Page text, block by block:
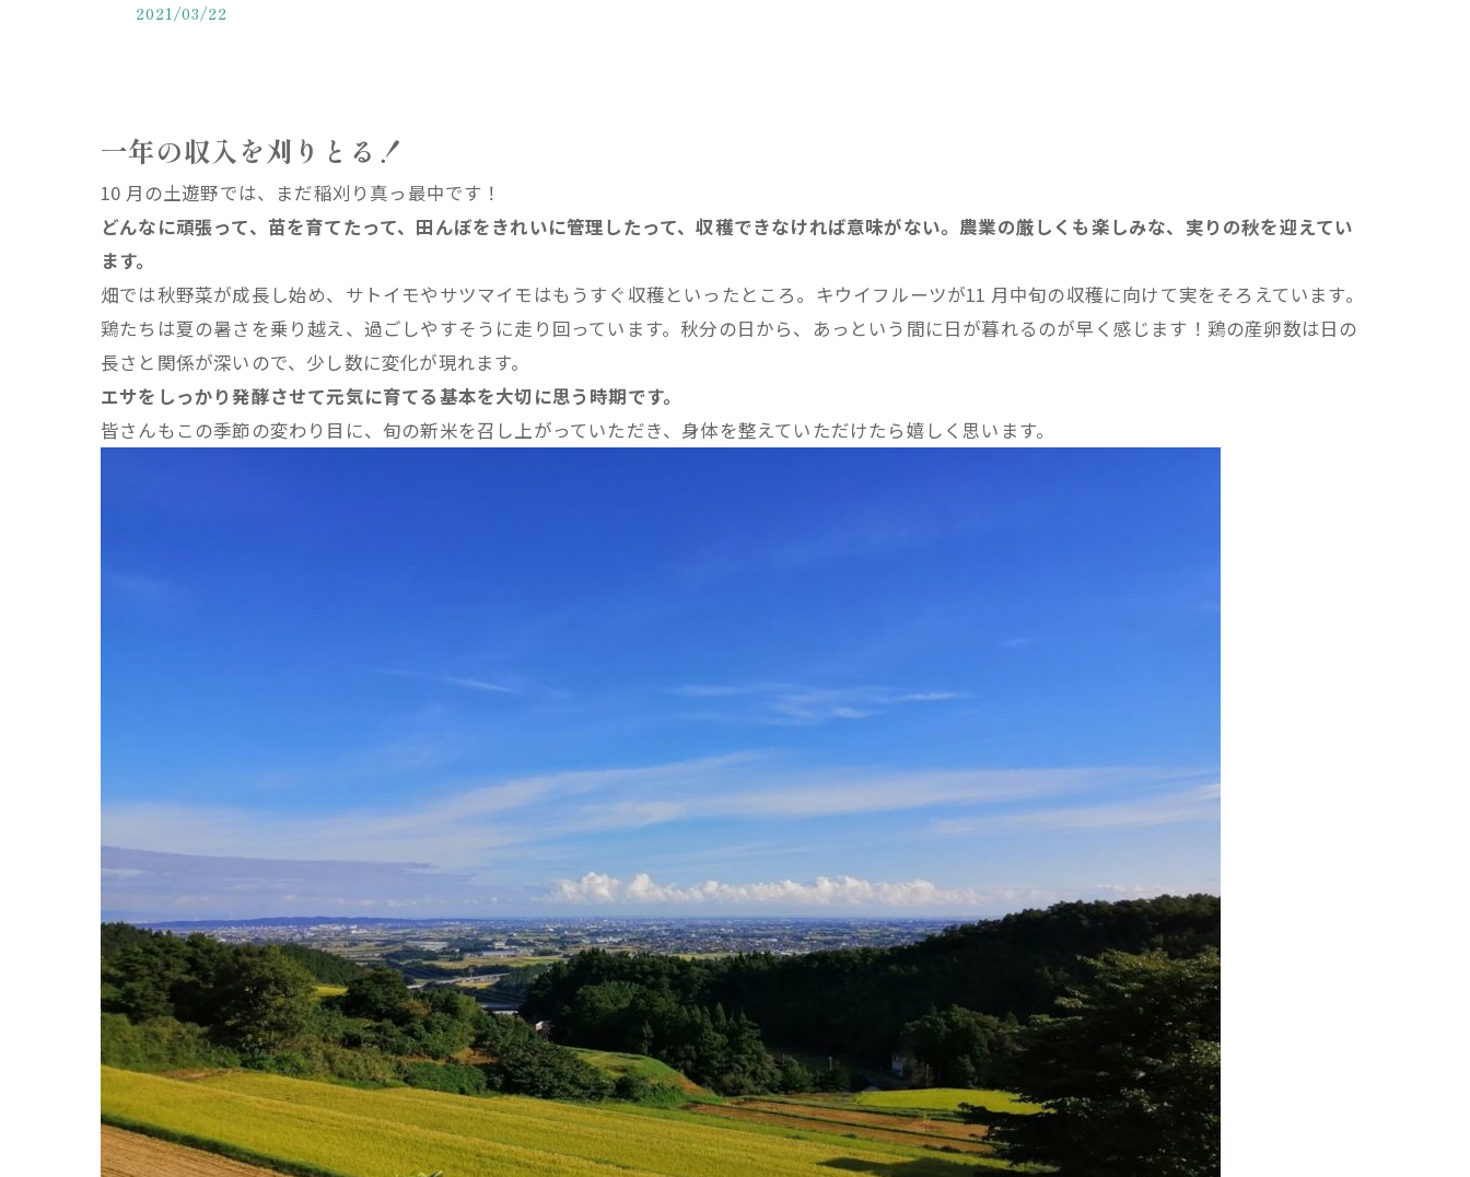
2021/03/22
一年の収入を刈りとる！
10 月の土遊野では、まだ稲刈り真っ最中です！
どんなに頑張って、苗を育てたって、田んぼをきれいに管理したって、収穫できなければ意味がない。農業の厳しくも楽しみな、実りの秋を迎えてい
ます。
畑では秋野菜が成長し始め、サトイモやサツマイモはもうすぐ収穫といったところ。キウイフルーツが11 月中旬の収穫に向けて実をそろえています。
鶏たちは夏の暑さを乗り越え、過ごしやすそうに走り回っています。秋分の日から、あっという間に日が暮れるのが早く感じます！鶏の産卵数は日の
長さと関係が深いので、少し数に変化が現れます。
エサをしっかり発酵させて元気に育てる基本を大切に思う時期です。
皆さんもこの季節の変わり目に、旬の新米を召し上がっていただき、身体を整えていただけたら嬉しく思います。